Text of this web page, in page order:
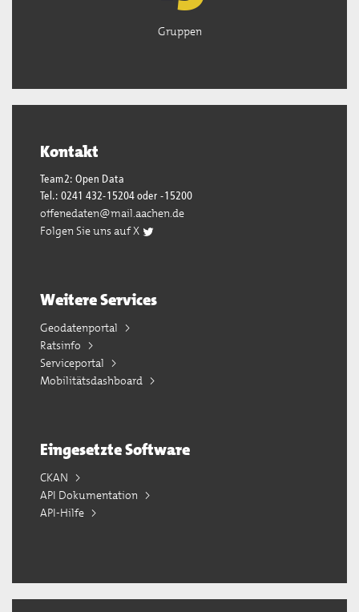
Gruppen
Kontakt
Team2: Open Data
Tel.: 0241 432-15204 oder -15200
offenedaten@mail.aachen.de
Folgen Sie uns auf X
Weitere Services
Geodatenportal
Ratsinfo
Serviceportal
Mobilitätsdashboard
Eingesetzte Software
CKAN
API Dokumentation
API-Hilfe